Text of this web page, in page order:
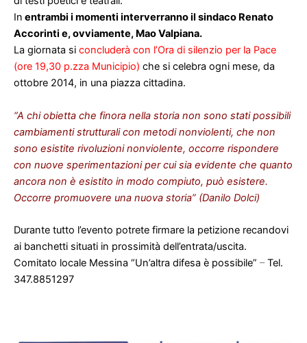
In entrambi i momenti interverranno il sindaco Renato
Accorinti e, ovviamente, Mao Valpiana.
La giornata si concluderà con l’Ora di silenzio per la Pace
(ore 19,30 p.zza Municipio) che si celebra ogni mese, da
ottobre 2014, in una piazza cittadina.
“A chi obietta che finora nella storia non sono stati possibili
cambiamenti strutturali con metodi nonviolenti, che non
sono esistite rivoluzioni nonviolente, occorre rispondere
con nuove sperimentazioni per cui sia evidente che quanto
ancora non è esistito in modo compiuto, può esistere.
Occorre promuovere una nuova storia” (Danilo Dolci)
Durante tutto l’evento potrete firmare la petizione recandovi
ai banchetti situati in prossimità dell’entrata/uscita.
Comitato locale Messina “Un’altra difesa è possibile” –Tel.
347.8851297